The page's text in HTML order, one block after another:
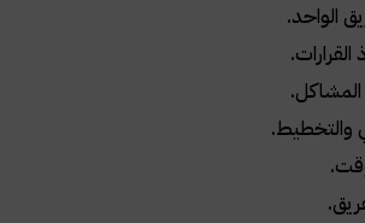
الواحد.
القرارات.
.
والتخطيط.
.
.